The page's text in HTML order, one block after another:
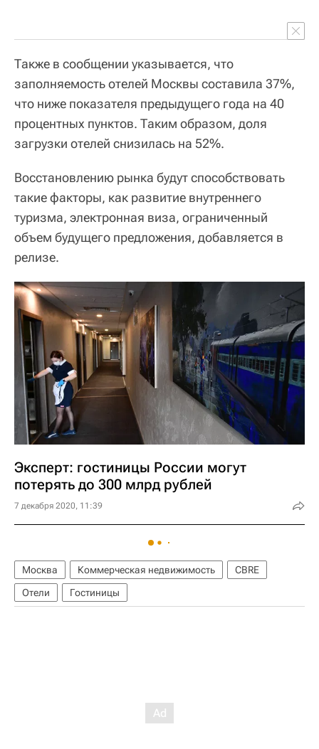
Также в сообщении указывается, что
заполняемость отелей Москвы составила 37%,
что ниже показателя предыдущего года на 40
процентных пунктов. Таким образом, доля
загрузки отелей снизилась на 52%.
Восстановлению рынка будут способствовать
такие факторы, как развитие внутреннего
туризма, электронная виза, ограниченный
объем будущего предложения, добавляется в
релизе.
Эксперт: гостиницы России могут
потерять до 300 млрд рублей
7 декабря 2020, 11:39
Москва Коммерческая недвижимость
CBRE
Отели
Гостиницы